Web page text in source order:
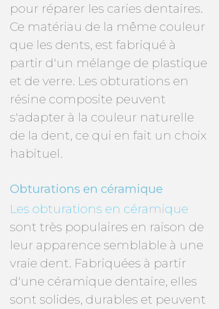
pour réparer les caries dentaires.
Ce matériau de la même couleur
que les dents, est fabriqué à
partir d'un mélange de plastique
et de verre. Les obturations en
résine composite peuvent
s'adapter à la couleur naturelle
de la dent, ce qui en fait un choix
habituel.
Obturations en céramique
Les obturations en céramique
sont très populaires en raison de
leur apparence semblable à une
vraie dent. Fabriquées à partir
d'une céramique dentaire, elles
sont solides, durables et peuvent